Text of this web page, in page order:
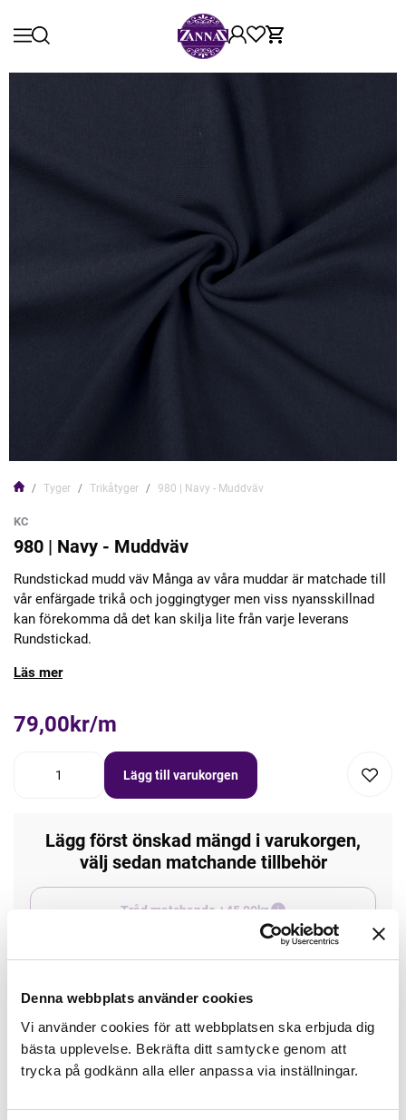
Denna webbplats använder cookies
Vi använder cookies för att webbplatsen ska erbjuda dig
bästa upplevelse. Bekräfta ditt samtycke genom att
trycka på godkänn alla eller anpassa via inställningar.
Tyger Trikåtyger 980 | Navy - Muddväv
KC
980 | Navy - Muddväv
Rundstickad mudd väv Många av våra muddar är matchade till
vår enfärgade trikå och joggingtyger men viss nyansskillnad
kan förekomma då det kan skilja lite från varje leverans
Rundstickad.
Läs mer
79,00kr/m
Lägg till varukorgen
Lägg först önskad mängd i varukorgen,
välj sedan matchande tillbehör
Tråd matchande +45,00kr
Öglad jogging, matchande +70,00kr
Färdigvikt kantband, match +59,00kr